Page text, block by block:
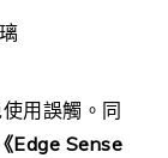
用誤觸。同
《Edge Sense